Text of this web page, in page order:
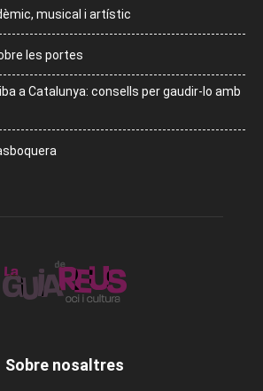
musical i artístic
les portes
a Catalunya: consells per gaudir-lo amb
Sobre nosaltres